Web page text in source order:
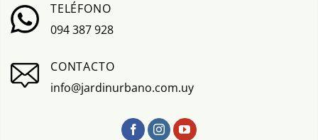
TELÉFONO
094 387 928
CONTACTO
info@jardinurbano.com.uy